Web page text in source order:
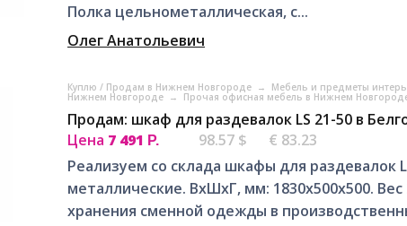
Полка цельнометаллическая, с...
Олег Анатольевич
Куплю / Продам в Нижнем Новгороде → Мебель и предметы
Нижнем Новгороде → Прочая офисная мебель в Нижнем
Продам: шкаф для раздевалок LS 21-50 в
Цена 7 491 Р. 98.57 $
€ 83.23
Реализуем со склада шкафы для раздевалок
металлические. ВxШxГ, мм: 1830x500x500.
хранения сменной одежды в